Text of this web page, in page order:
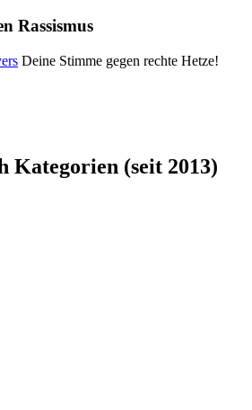
Rassismus
Deine Stimme gegen rechte Hetze!
Kategorien (seit 2013)